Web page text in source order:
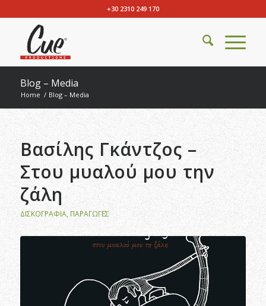
+30 2310 249 170
Blog – Media
Home / Blog – Media
Βασίλης Γκάντζος –
Στου μυαλού μου την
ζάλη
ΔΙΣΚΟΓΡΑΦΊΑ, ΠΑΡΑΓΩΓΈΣ